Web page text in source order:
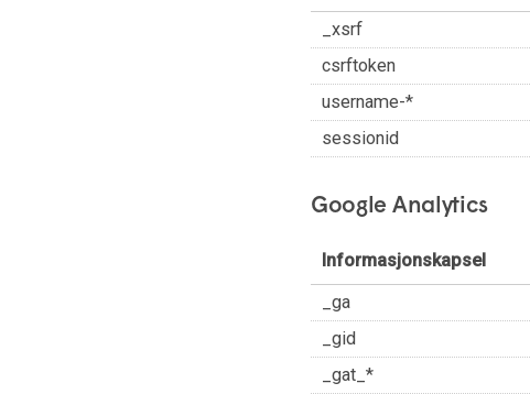
_xsrf
csrftoken
username-*
sessionid
Google Analytics
Informasjonskapsel
_ga
_gid
_gat_*